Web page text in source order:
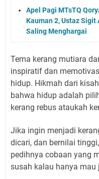
Apel Pagi MTsTQ
Kauman 2, Ustaz
Saling Menghargai
Tema kerang mutiara
inspiratif dan
hidup. Hikmah dari
bahwa hidup adalah
kerang rebus ataukah
Jika ingin menjadi
dicari, dan bernilai
pedihnya cobaan yang
susah kalau hanya mau